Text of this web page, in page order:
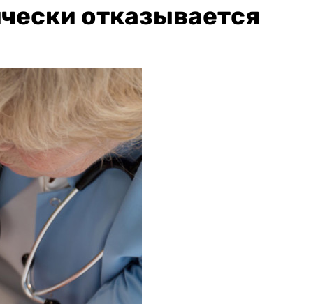
отказывается